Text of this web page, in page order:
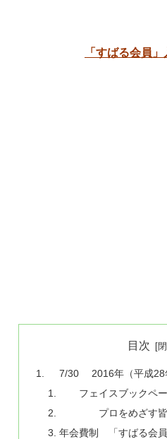
「すばる会員
目次
7/30 2016年（平成28
フェイスブックペ
プロをめざす
年会費制 「すばる会員